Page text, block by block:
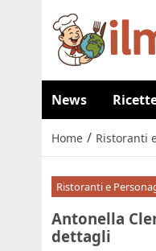
News
Home / Ristoranti
Ristoranti e
Antonella
dettagli